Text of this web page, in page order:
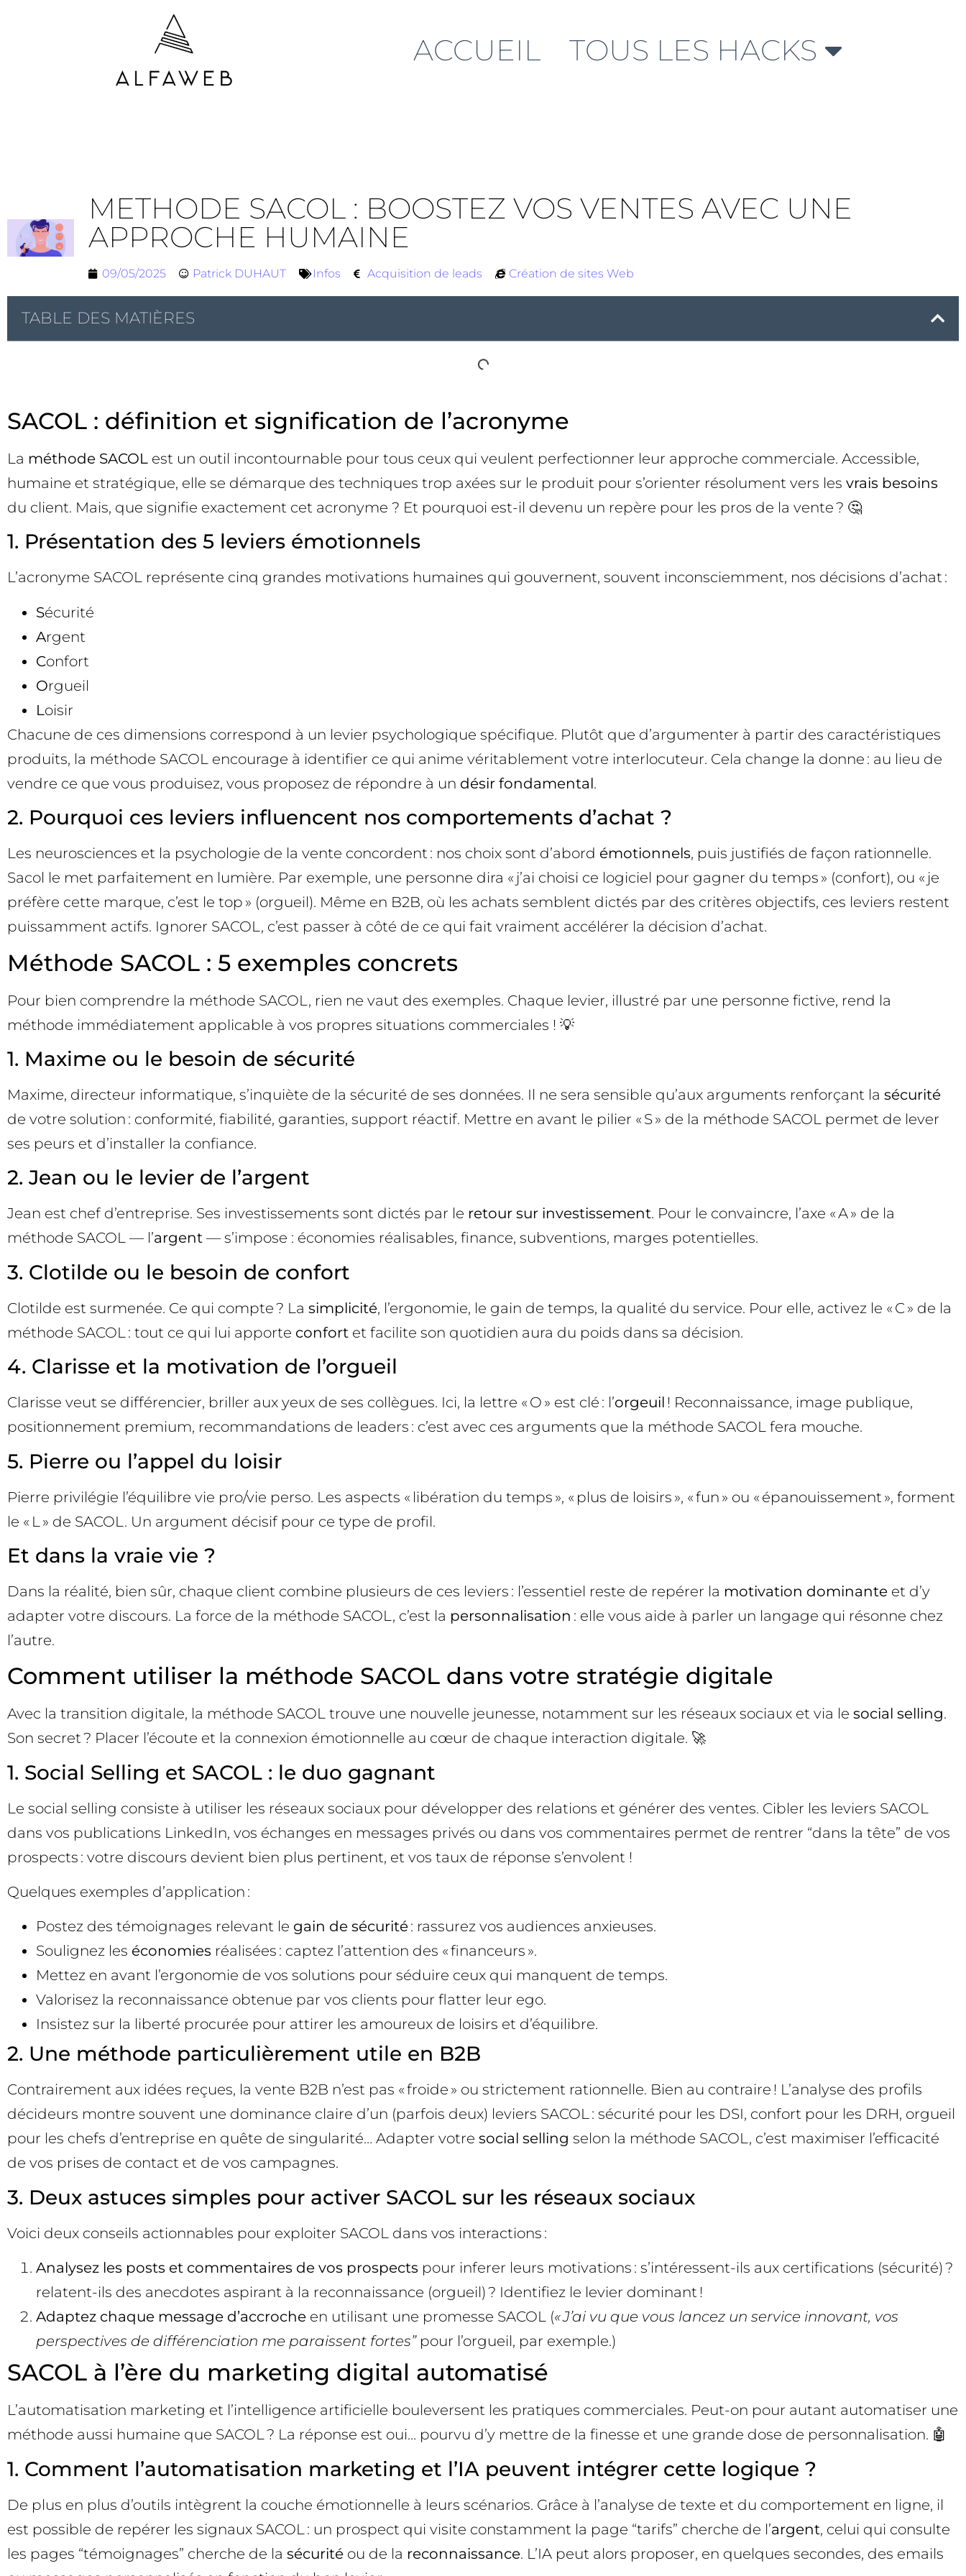
ACCUEIL TOUS LES HACKS
METHODE SACOL : BOOSTEZ VOS VENTES AVEC UNE
APPROCHE HUMAINE
09/05/2025 Patrick DUHAUT Infos Acquisition de leads Création de sites Web
TABLE DES MATIÈRES
SACOL : définition et signification de l’acronyme
La méthode SACOL est un outil incontournable pour tous ceux qui veulent perfectionner leur approche commerciale. Accessible,
humaine et stratégique, elle se démarque des techniques trop axées sur le produit pour s’orienter résolument vers les vrais besoins
du client. Mais, que signifie exactement cet acronyme ? Et pourquoi est-il devenu un repère pour les pros de la vente ? 🤔
1. Présentation des 5 leviers émotionnels
L’acronyme SACOL représente cinq grandes motivations humaines qui gouvernent, souvent inconsciemment, nos décisions d’achat :
Sécurité
Argent
Confort
Orgueil
Loisir
Chacune de ces dimensions correspond à un levier psychologique spécifique. Plutôt que d’argumenter à partir des caractéristiques
produits, la méthode SACOL encourage à identifier ce qui anime véritablement votre interlocuteur. Cela change la donne : au lieu de
vendre ce que vous produisez, vous proposez de répondre à un désir fondamental.
2. Pourquoi ces leviers influencent nos comportements d’achat ?
Les neurosciences et la psychologie de la vente concordent : nos choix sont d’abord émotionnels, puis justifiés de façon rationnelle.
Sacol le met parfaitement en lumière. Par exemple, une personne dira « j’ai choisi ce logiciel pour gagner du temps » (confort), ou « je
préfère cette marque, c’est le top » (orgueil). Même en B2B, où les achats semblent dictés par des critères objectifs, ces leviers restent
puissamment actifs. Ignorer SACOL, c’est passer à côté de ce qui fait vraiment accélérer la décision d’achat.
Méthode SACOL : 5 exemples concrets
Pour bien comprendre la méthode SACOL, rien ne vaut des exemples. Chaque levier, illustré par une personne fictive, rend la
méthode immédiatement applicable à vos propres situations commerciales ! 💡
1. Maxime ou le besoin de sécurité
Maxime, directeur informatique, s’inquiète de la sécurité de ses données. Il ne sera sensible qu’aux arguments renforçant la sécurité
de votre solution : conformité, fiabilité, garanties, support réactif. Mettre en avant le pilier « S » de la méthode SACOL permet de lever
ses peurs et d’installer la confiance.
2. Jean ou le levier de l’argent
Jean est chef d’entreprise. Ses investissements sont dictés par le retour sur investissement. Pour le convaincre, l’axe « A » de la
méthode SACOL — l’argent — s’impose : économies réalisables, finance, subventions, marges potentielles.
3. Clotilde ou le besoin de confort
Clotilde est surmenée. Ce qui compte ? La simplicité, l’ergonomie, le gain de temps, la qualité du service. Pour elle, activez le « C » de la
méthode SACOL : tout ce qui lui apporte confort et facilite son quotidien aura du poids dans sa décision.
4. Clarisse et la motivation de l’orgueil
Clarisse veut se différencier, briller aux yeux de ses collègues. Ici, la lettre « O » est clé : l’orgeuil ! Reconnaissance, image publique,
positionnement premium, recommandations de leaders : c’est avec ces arguments que la méthode SACOL fera mouche.
5. Pierre ou l’appel du loisir
Pierre privilégie l’équilibre vie pro/vie perso. Les aspects « libération du temps », « plus de loisirs », « fun » ou « épanouissement », forment
le « L » de SACOL. Un argument décisif pour ce type de profil.
Et dans la vraie vie ?
Dans la réalité, bien sûr, chaque client combine plusieurs de ces leviers : l’essentiel reste de repérer la motivation dominante et d’y
adapter votre discours. La force de la méthode SACOL, c’est la personnalisation : elle vous aide à parler un langage qui résonne chez
l’autre.
Comment utiliser la méthode SACOL dans votre stratégie digitale
Avec la transition digitale, la méthode SACOL trouve une nouvelle jeunesse, notamment sur les réseaux sociaux et via le social selling.
Son secret ? Placer l’écoute et la connexion émotionnelle au cœur de chaque interaction digitale. 🚀
1. Social Selling et SACOL : le duo gagnant
Le social selling consiste à utiliser les réseaux sociaux pour développer des relations et générer des ventes. Cibler les leviers SACOL
dans vos publications LinkedIn, vos échanges en messages privés ou dans vos commentaires permet de rentrer “dans la tête” de vos
prospects : votre discours devient bien plus pertinent, et vos taux de réponse s’envolent !
Quelques exemples d’application :
Postez des témoignages relevant le gain de sécurité: rassurez vos audiences anxieuses.
Soulignez les économies réalisées : captez l’attention des « financeurs ».
Mettez en avant l’ergonomie de vos solutions pour séduire ceux qui manquent de temps.
Valorisez la reconnaissance obtenue par vos clients pour flatter leur ego.
Insistez sur la liberté procurée pour attirer les amoureux de loisirs et d’équilibre.
2. Une méthode particulièrement utile en B2B
Contrairement aux idées reçues, la vente B2B n’est pas « froide » ou strictement rationnelle. Bien au contraire ! L’analyse des profils
décideurs montre souvent une dominance claire d’un (parfois deux) leviers SACOL : sécurité pour les DSI, confort pour les DRH, orgueil
pour les chefs d’entreprise en quête de singularité… Adapter votre social selling selon la méthode SACOL, c’est maximiser l’efficacité
de vos prises de contact et de vos campagnes.
3. Deux astuces simples pour activer SACOL sur les réseaux sociaux
Voici deux conseils actionnables pour exploiter SACOL dans vos interactions :
Analysez les posts et commentaires de vos prospects pour inferer leurs motivations : s’intéressent-ils aux certifications (sécurité) ?
relatent-ils des anecdotes aspirant à la reconnaissance (orgueil) ? Identifiez le levier dominant !
Adaptez chaque message d’accroche en utilisant une promesse SACOL (« J’ai vu que vous lancez un service innovant, vos
perspectives de différenciation me paraissent fortes”pour l’orgueil, par exemple.)
SACOL à l’ère du marketing digital automatisé
L’automatisation marketing et l’intelligence artificielle bouleversent les pratiques commerciales. Peut-on pour autant automatiser une
méthode aussi humaine que SACOL ? La réponse est oui… pourvu d’y mettre de la finesse et une grande dose de personnalisation. 🤖
1. Comment l’automatisation marketing et l’IA peuvent intégrer cette logique ?
De plus en plus d’outils intègrent la couche émotionnelle à leurs scénarios. Grâce à l’analyse de texte et du comportement en ligne, il
est possible de repérer les signaux SACOL : un prospect qui visite constamment la page “tarifs” cherche de l’argent, celui qui consulte
les pages “témoignages” cherche de la sécurité ou de la reconnaissance. L’IA peut alors proposer, en quelques secondes, des emails